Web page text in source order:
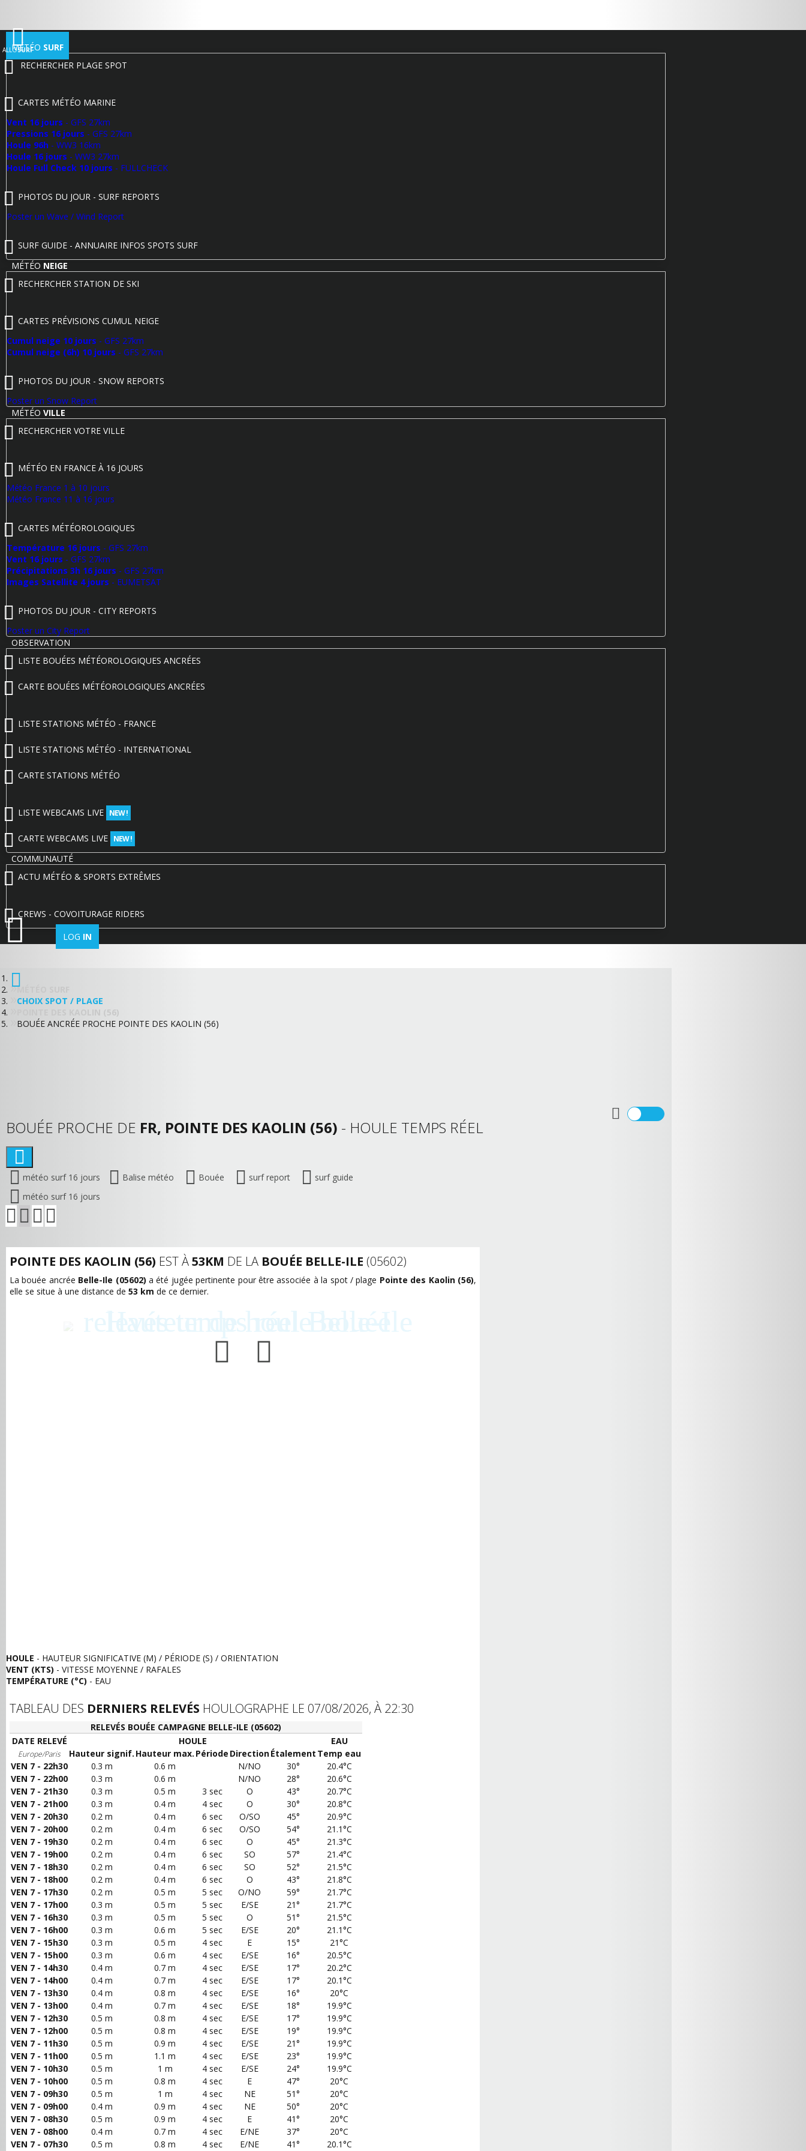
ALLOSURF
MÉTÉO SURF
RECHERCHER PLAGE SPOT
CARTES MÉTÉO MARINE
Vent 16 jours - GFS 27km
Pressions 16 jours - GFS 27km
Houle 96h - WW3 16km
Houle 16 jours - WW3 27km
Houle Full Check 10 jours - FULLCHECK
PHOTOS DU JOUR - SURF REPORTS
Poster un Wave / Wind Report
SURF GUIDE - ANNUAIRE INFOS SPOTS SURF
MÉTÉO NEIGE
RECHERCHER STATION DE SKI
CARTES PRÉVISIONS CUMUL NEIGE
Cumul neige 10 jours - GFS 27km
Cumul neige (6h) 10 jours - GFS 27km
PHOTOS DU JOUR - SNOW REPORTS
Poster un Snow Report
MÉTÉO VILLE
RECHERCHER VOTRE VILLE
MÉTÉO EN FRANCE À 16 JOURS
Météo France 1 à 10 jours
Météo France 11 à 16 jours
CARTES MÉTÉOROLOGIQUES
Température 16 jours - GFS 27km
Vent 16 jours - GFS 27km
Précipitations 3h 16 jours - GFS 27km
Images Satellite 4 jours - EUMETSAT
PHOTOS DU JOUR - CITY REPORTS
Poster un City Report
OBSERVATION
LISTE BOUÉES MÉTÉOROLOGIQUES ANCRÉES
CARTE BOUÉES MÉTÉOROLOGIQUES ANCRÉES
LISTE STATIONS MÉTÉO - FRANCE
LISTE STATIONS MÉTÉO - INTERNATIONAL
CARTE STATIONS MÉTÉO
LISTE WEBCAMS LIVE NEW !
CARTE WEBCAMS LIVE NEW !
COMMUNAUTÉ
ACTU MÉTÉO & SPORTS EXTRÊMES
CREWS - COVOITURAGE RIDERS
LOG IN
MÉTÉO SURF
CHOIX SPOT / PLAGE
POINTE DES KAOLIN (56)
BOUÉE ANCRÉE PROCHE POINTE DES KAOLIN (56)
BOUÉE PROCHE DE FR, POINTE DES KAOLIN (56) - HOULE TEMPS RÉEL
météo surf 16 jours Balise météo Bouée surf report
surf guide
météo surf 16 jours
POINTE DES KAOLIN (56) EST À53KM DE LA BOUÉE BELLE-ILE (05602)
La bouée ancrée Belle-Ile (05602) a été jugée pertinente pour être associée à la spot / plage Pointe des Kaolin (56),
elle se situe à une distance de 53 km de ce dernier.
HOULE - HAUTEUR SIGNIFICATIVE (M) / PÉRIODE (S) / ORIENTATION
VENT (KTS) - VITESSE MOYENNE / RAFALES
TEMPÉRATURE (°C) - EAU
TABLEAU DES DERNIERS RELEVÉS HOULOGRAPHE LE 07/08/2026, À 22:30
RELEVÉS BOUÉE CAMPAGNE BELLE-ILE (05602)
DATE RELEVÉ
HOULE EAU
Europe/Paris Hauteur signif. Hauteur max. Période DirectionÉtalement Temp eau
VEN 7 - 22h30
0.3 m 0.6 m N/NO 30°
20.4°C
VEN 7 - 22h00
0.3 m 0.6 m N/NO 28°
20.6°C
VEN 7 - 21h30
0.3 m 0.5 m 3 sec O 43°
20.7°C
VEN 7 - 21h00
0.3 m 0.4 m 4 sec O 30°
20.8°C
VEN 7 - 20h30
0.2 m 0.4 m 6 sec O/SO 45°
20.9°C
VEN 7 - 20h00
0.2 m 0.4 m 6 sec O/SO 54°
21.1°C
VEN 7 - 19h30
0.2 m 0.4 m 6 sec O 45°
21.3°C
VEN 7 - 19h00
0.2 m 0.4 m 6 sec SO 57°
21.4°C
VEN 7 - 18h30
0.2 m 0.4 m 6 sec SO 52°
21.5°C
VEN 7 - 18h00
0.2 m 0.4 m 6 sec O 43°
21.8°C
VEN 7 - 17h30
0.2 m 0.5 m 5 sec O/NO 59°
21.7°C
VEN 7 - 17h00
0.3 m 0.5 m 5 sec E/SE 21°
21.7°C
VEN 7 - 16h30
0.3 m 0.5 m 5 sec O 51°
21.5°C
VEN 7 - 16h00
0.3 m 0.6 m 5 sec E/SE 20°
21.1°C
VEN 7 - 15h30
0.3 m 0.5 m 4 sec E 15°
21°C
VEN 7 - 15h00
0.3 m 0.6 m 4 sec E/SE 16°
20.5°C
VEN 7 - 14h30
0.4 m 0.7 m 4 sec E/SE 17°
20.2°C
VEN 7 - 14h00
0.4 m 0.7 m 4 sec E/SE 17°
20.1°C
VEN 7 - 13h30
0.4 m 0.8 m 4 sec E/SE 16°
20°C
VEN 7 - 13h00
0.4 m 0.7 m 4 sec E/SE 18°
19.9°C
VEN 7 - 12h30
0.5 m 0.8 m 4 sec E/SE 17°
19.9°C
VEN 7 - 12h00
0.5 m 0.8 m 4 sec E/SE 19°
19.9°C
VEN 7 - 11h30
0.5 m 0.9 m 4 sec E/SE 21°
19.9°C
VEN 7 - 11h00
0.5 m 1.1 m 4 sec E/SE 23°
19.9°C
VEN 7 - 10h30
0.5 m 1 m 4 sec E/SE 24°
19.9°C
VEN 7 - 10h00
0.5 m 0.8 m 4 sec E 47°
20°C
VEN 7 - 09h30
0.5 m 1 m 4 sec NE 51°
20°C
VEN 7 - 09h00
0.4 m 0.9 m 4 sec NE 50°
20°C
VEN 7 - 08h30
0.5 m 0.9 m 4 sec E 41°
20°C
VEN 7 - 08h00
0.4 m 0.7 m 4 sec E/NE 37°
20°C
VEN 7 - 07h30
0.5 m 0.8 m 4 sec E/NE 41°
20.1°C